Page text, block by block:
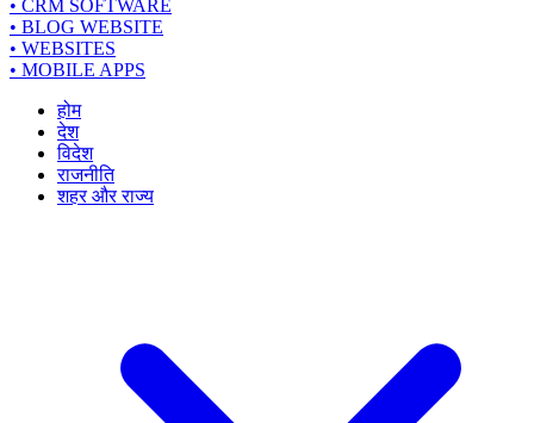
• CRM SOFTWARE
• BLOG WEBSITE
• WEBSITES
• MOBILE APPS
होम
देश
विदेश
राजनीति
शहर और राज्य